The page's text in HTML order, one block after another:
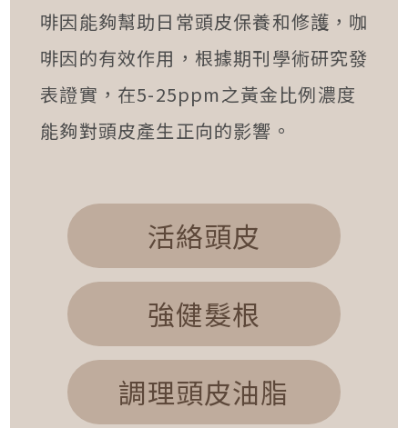
啡因能夠幫助日常頭皮保養和修護，咖
啡因的有效作用，根據期刊學術研究發
表證實，在5-25ppm之黃金比例濃度
能夠對頭皮產生正向的影響。
活絡頭皮
強健髮根
調理頭皮油脂